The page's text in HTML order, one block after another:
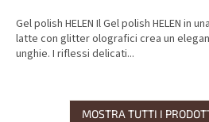
Gel polish HELEN Il Gel polish HELEN in
latte con glitter olografici crea un
unghie. I riflessi delicati...
MOSTRA TUTTI I